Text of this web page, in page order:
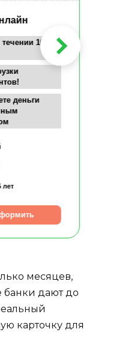
10
деньги
лет
месяцев,
дают до
карточку для